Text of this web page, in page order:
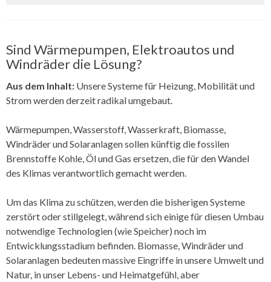
Sind Wärmepumpen, Elektroautos und
Windräder die Lösung?
Aus dem Inhalt: Unsere Systeme für Heizung, Mobilität und
Strom werden derzeit radikal umgebaut.
Wärmepumpen, Wasserstoff, Wasserkraft, Biomasse,
Windräder und Solaranlagen sollen künftig die fossilen
Brennstoffe Kohle, Öl und Gas ersetzen, die für den Wandel
des Klimas verantwortlich gemacht werden.
Um das Klima zu schützen, werden die bisherigen Systeme
zerstört oder stillgelegt, während sich einige für diesen Umbau
notwendige Technologien (wie Speicher) noch im
Entwicklungsstadium befinden. Biomasse, Windräder und
Solaranlagen bedeuten massive Eingriffe in unsere Umwelt und
Natur, in unser Lebens- und Heimatgefühl, aber